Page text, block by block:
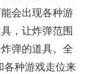
会出现各种游
，让炸弹范围
弹的道具。全
各种游戏走位来